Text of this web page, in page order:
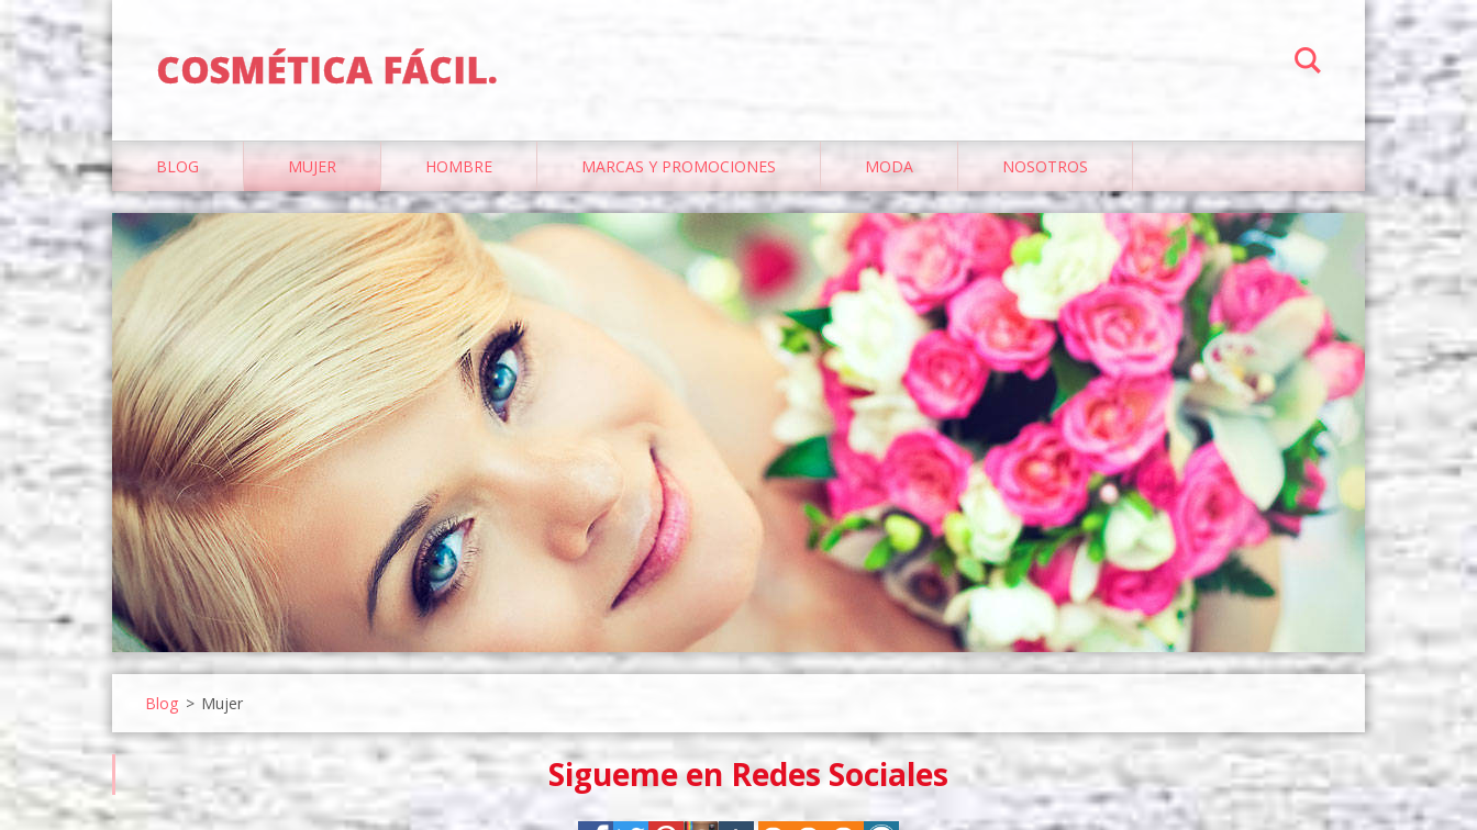
COSMÉTICA FÁCIL.
BLOG MUJER HOMBRE MARCAS Y PROMOCIONES MODA NOSOTROS
Blog > Mujer
Sigueme en Redes Sociales